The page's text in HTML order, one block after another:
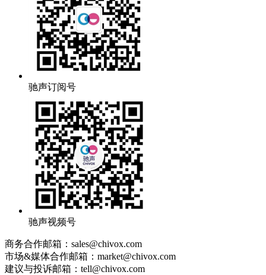
驰声订阅号
驰声视频号
商务合作邮箱：sales@chivox.com
市场&媒体合作邮箱：market@chivox.com
建议与投诉邮箱：tell@chivox.com